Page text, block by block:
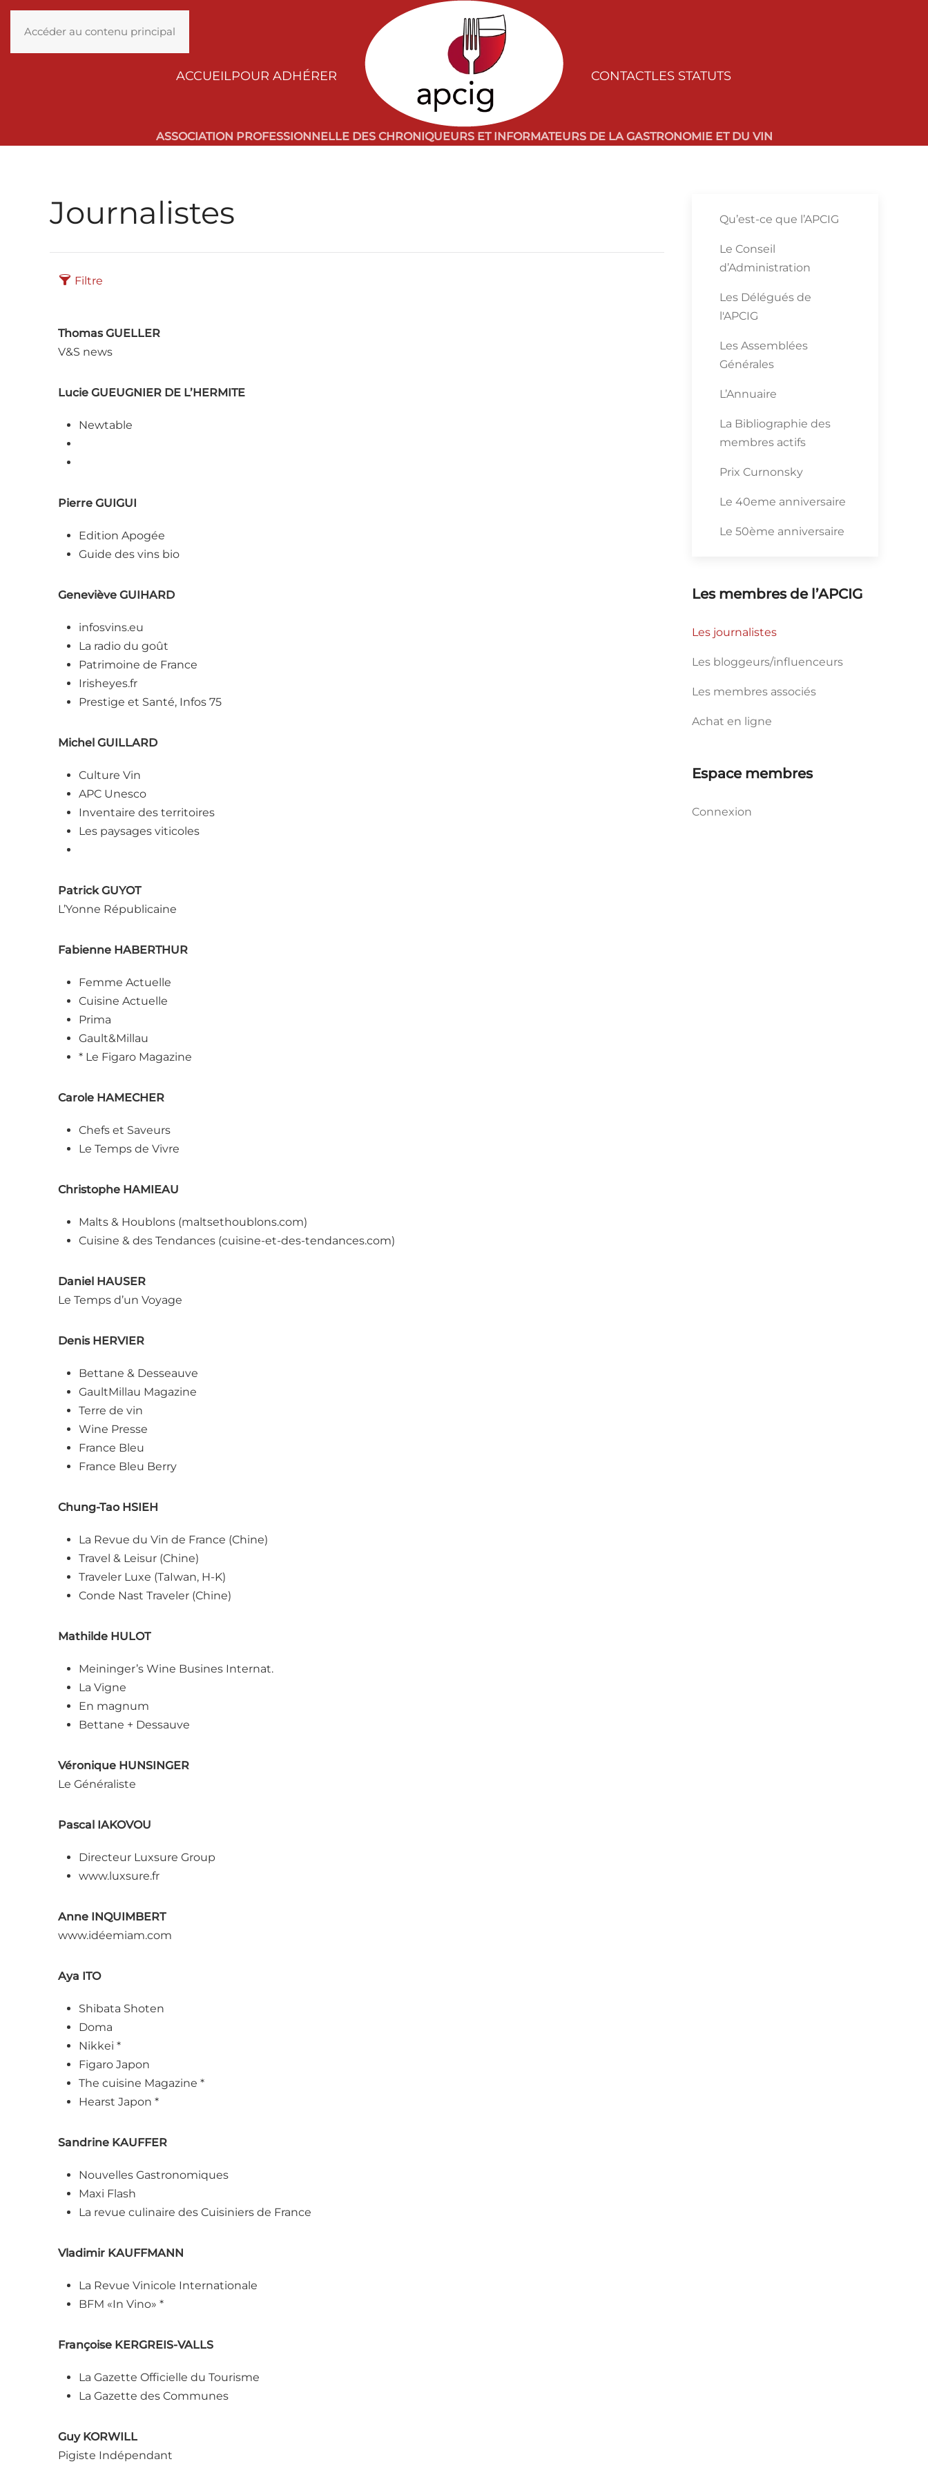
Accéder au contenu principal
ACCUEILPOUR ADHÉRER CONTACTLES STATUTS
ASSOCIATION PROFESSIONNELLE DES CHRONIQUEURS ET INFORMATEURS DE LA GASTRONOMIE ET DU VIN
Journalistes
Filtre
Thomas GUELLER
V&S news
Lucie GUEUGNIER DE L’HERMITE
Newtable
Pierre GUIGUI
Edition Apogée
Guide des vins bio
Geneviève GUIHARD
infosvins.eu
La radio du goût
Patrimoine de France
Irisheyes.fr
Prestige et Santé, Infos 75
Michel GUILLARD
Culture Vin
APC Unesco
Inventaire des territoires
Les paysages viticoles
Patrick GUYOT
L’Yonne Républicaine
Fabienne HABERTHUR
Femme Actuelle
Cuisine Actuelle
Prima
Gault&Millau
* Le Figaro Magazine
Carole HAMECHER
Chefs et Saveurs
Le Temps de Vivre
Christophe HAMIEAU
Malts & Houblons (maltsethoublons.com)
Cuisine & des Tendances (cuisine-et-des-tendances.com)
Daniel HAUSER
Le Temps d’un Voyage
Denis HERVIER
Bettane & Desseauve
GaultMillau Magazine
Terre de vin
Wine Presse
France Bleu
France Bleu Berry
Chung-Tao HSIEH
La Revue du Vin de France (Chine)
Travel & Leisur (Chine)
Traveler Luxe (TaIwan, H-K)
Conde Nast Traveler (Chine)
Mathilde HULOT
Meininger’s Wine Busines Internat.
La Vigne
En magnum
Bettane + Dessauve
Véronique HUNSINGER
Le Généraliste
Pascal IAKOVOU
Directeur Luxsure Group
www.luxsure.fr
Anne INQUIMBERT
www.idéemiam.com
Aya ITO
Shibata Shoten
Doma
Nikkei *
Figaro Japon
The cuisine Magazine *
Hearst Japon *
Sandrine KAUFFER
Nouvelles Gastronomiques
Maxi Flash
La revue culinaire des Cuisiniers de France
Vladimir KAUFFMANN
La Revue Vinicole Internationale
BFM «In Vino» *
Françoise KERGREIS-VALLS
La Gazette Officielle du Tourisme
La Gazette des Communes
Guy KORWILL
Pigiste Indépendant
Qu’est-ce que l’APCIG
Le Conseil
d’Administration
Les Délégués de
l'APCIG
Les Assemblées
Générales
L’Annuaire
La Bibliographie des
membres actifs
Prix Curnonsky
Le 40eme anniversaire
Le 50ème anniversaire
Les membres de l’APCIG
Les journalistes
Les bloggeurs/influenceurs
Les membres associés
Achat en ligne
Espace membres
Connexion